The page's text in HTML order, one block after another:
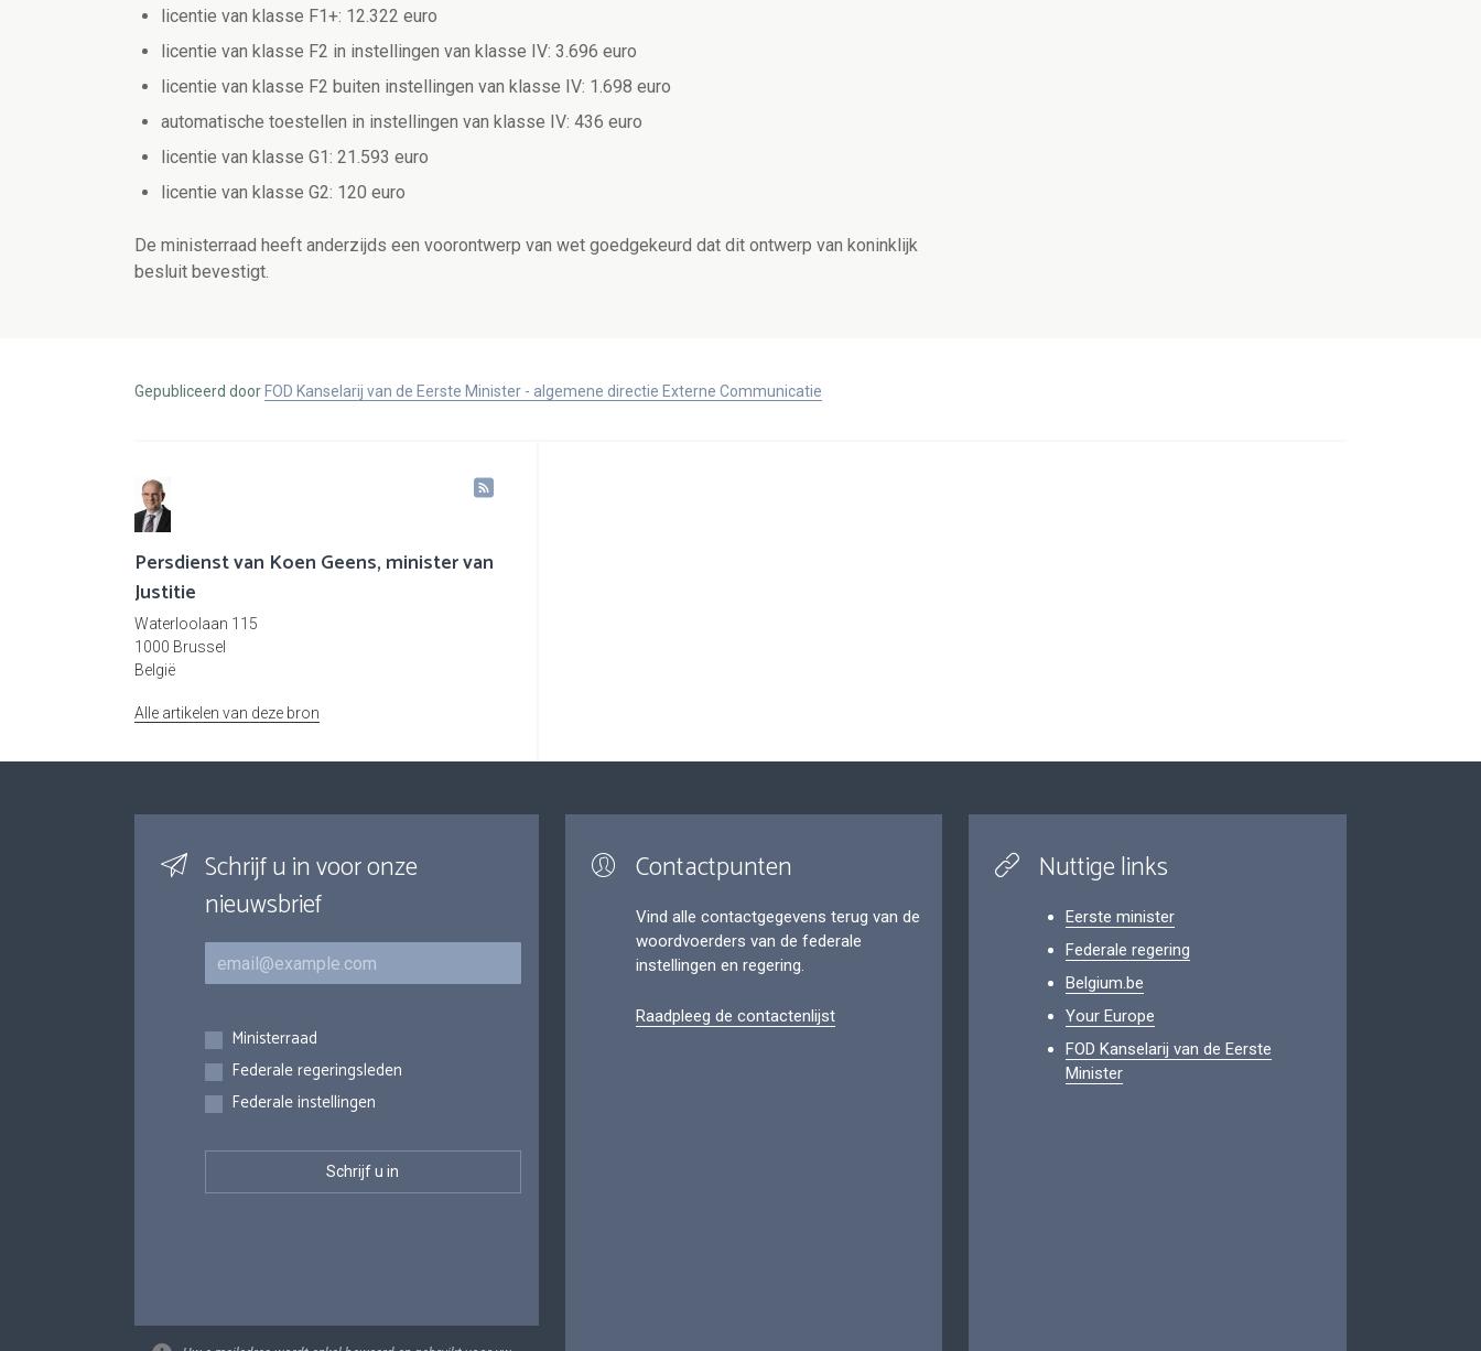
licentie van klasse F1+: 12.322 euro
licentie van klasse F2 in instellingen van klasse IV: 3.696 euro
licentie van klasse F2 buiten instellingen van klasse IV: 1.698 euro
automatische toestellen in instellingen van klasse IV: 436 euro
licentie van klasse G1: 21.593 euro
licentie van klasse G2: 120 euro
De ministerraad heeft anderzijds een voorontwerp van wet goedgekeurd dat dit ontwerp van koninklijk
besluit bevestigt.
Gepubliceerd door FOD Kanselarij van de Eerste Minister - algemene directie Externe Communicatie
Persdienst van Koen Geens, minister van
Justitie
Waterloolaan 115
1000 Brussel
België
Alle artikelen van deze bron
Schrijf u in voor onze
nieuwsbrief
E-mail
Inschrijvingen
Ministerraad
Federale regeringsleden
Federale instellingen
Contactpunten
Vind alle contactgegevens terug van de
woordvoerders van de federale
instellingen en regering.
Raadpleeg de contactenlijst
Nuttige links
Eerste minister
Federale regering
Belgium.be
Your Europe
FOD Kanselarij van de Eerste
Minister